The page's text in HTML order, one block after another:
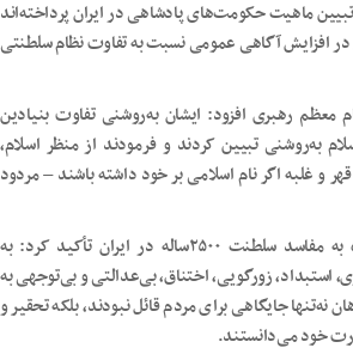
ماهیت حکومت‌های پادشاهی در ایران پرداخته‌اند
افزایش آگاهی عمومی نسبت به تفاوت نظام سلطنتی
معظم رهبری افزود: ایشان به‌روشنی تفاوت بنیادین
به‌روشنی تبیین کردند و فرمودند از منظر اسلام،
و غلبه اگر نام اسلامی بر خود داشته باشند – مردود
این مدرس دانشگاه با اشاره به مفاسد سلطنت ۲۵۰۰ساله در ایران تأکید کرد: به
استبداد، زورگویی، اختناق، بی‌عدالتی و بی‌توجهی به
نه‌تنها جایگاهی برای مردم قائل نبودند، بلکه تحقیر و
خود می‌دانستند.